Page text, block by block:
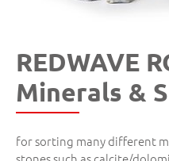
REDWAVE
Minerals &
for sorting many different